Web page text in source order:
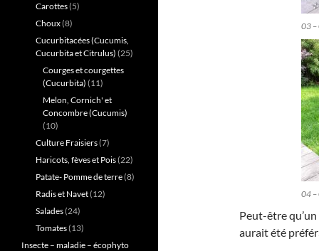
03 –
04 –
Peut-être
aurait été
Carottes(5)
Choux(8)
Cucurbitacées (Cucumis,
Cucurbita et Citrulus) (25)
Courges et courgettes
(Cucurbita) (11)
Melon, Cornich' et
Concombre (Cucumis)
(10)
Culture Fraisiers(7)
Haricots, fèves et Pois(22)
Patate- Pomme de terre(8)
Radis et Navet(12)
Salades(24)
Tomates(13)
Insecte – maladie – écophyto